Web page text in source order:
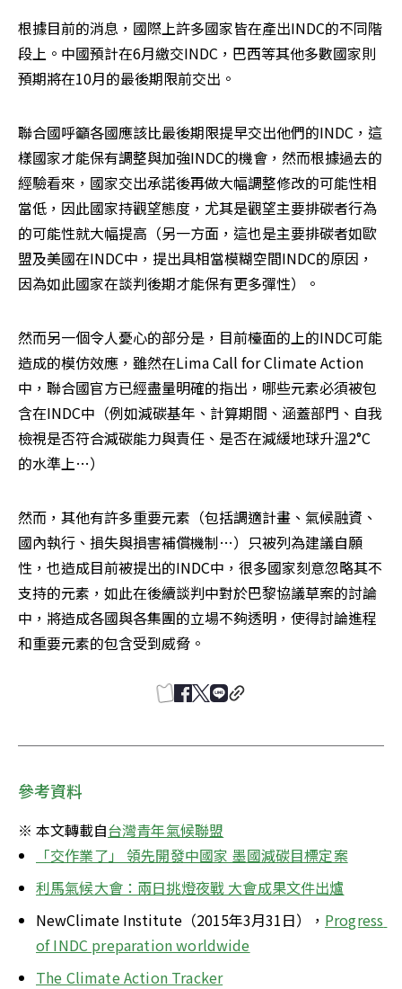
根據目前的消息，國際上許多國家皆在產出INDC的不同階
段上。中國預計在6月繳交INDC，巴西等其他多數國家則
預期將在10月的最後期限前交出。
聯合國呼籲各國應該比最後期限提早交出他們的INDC，這
樣國家才能保有調整與加強INDC的機會，然而根據過去的
經驗看來，國家交出承諾後再做大幅調整修改的可能性相
當低，因此國家持觀望態度，尤其是觀望主要排碳者行為
的可能性就大幅提高（另一方面，這也是主要排碳者如歐
盟及美國在INDC中，提出具相當模糊空間INDC的原因，
因為如此國家在談判後期才能保有更多彈性）。
然而另一個令人憂心的部分是，目前檯面的上的INDC可能
造成的模仿效應，雖然在Lima Call for Climate Action
中，聯合國官方已經盡量明確的指出，哪些元素必須被包
含在INDC中（例如減碳基年、計算期間、涵蓋部門、自我
檢視是否符合減碳能力與責任、是否在減緩地球升溫2°C
的水準上…）
然而，其他有許多重要元素（包括調適計畫、氣候融資、
國內執行、損失與損害補償機制…）只被列為建議自願
性，也造成目前被提出的INDC中，很多國家刻意忽略其不
支持的元素，如此在後續談判中對於巴黎協議草案的討論
中，將造成各國與各集團的立場不夠透明，使得討論進程
和重要元素的包含受到威脅。
參考資料
※ 本文轉載自台灣青年氣候聯盟
「交作業了」 領先開發中國家 墨國減碳目標定案
利馬氣候大會：兩日挑燈夜戰 大會成果文件出爐
NewClimate Institute（2015年3月31日）， Progress
of INDC preparation worldwide
The Climate Action Tracker